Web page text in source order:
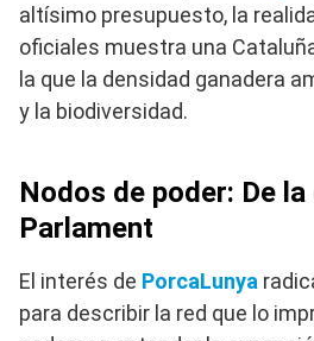
altísimo presupuesto, la
oficiales muestra una
la que la densidad ganadera
y la biodiversidad.
Nodos de poder: De la
Parlament
El interés de PorcaLunya
para describir la red que lo